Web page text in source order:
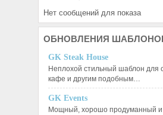
Нет сообщений для показа
ОБНОВЛЕНИЯ
GK Steak House
Неплохой стильный шаблон для
кафе и другим подобным…
GK Events
Мощный, хорошо продуманный и